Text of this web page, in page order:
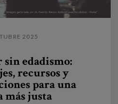
2025
edadismo:
recursos y
para una
más justa